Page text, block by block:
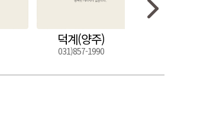
덕계(양주)
031)857-1990